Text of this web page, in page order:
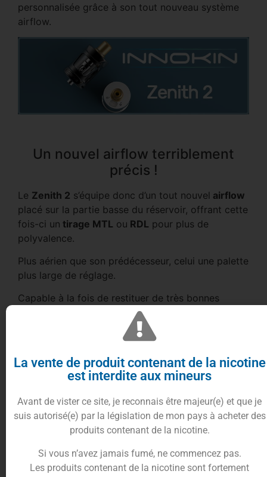
personnalisée grâce à son tout nouveau système
airflow.
Un nouvel airflow terriblement
précis !
Le Zenith 2 s’équipe donc d’un tout nouvel airflow
placé sur la partie basse du réservoir, offrant cette
fois-ci un tirage MTL ou RDL pour plus de
polyvalence.
Plus aérien que son prédécesseur, celui une palette
plus large de réglage.
Capable à la fois de restituer de très bonnes
grâce à ses petits trous.
Mais capable également d’offrir un bon nuage en
grâce à la fente présente aussi !
La vente de produit contenant de la nicotine
est interdite aux mineurs
Avant de vister ce site, je reconnais être majeur(e) et que je
suis autorisé(e) par la législation de mon pays à acheter des
produits contenant de la nicotine.
Si vous n’avez jamais fumé, ne commencez pas.
Les produits contenant de la nicotine sont fortement